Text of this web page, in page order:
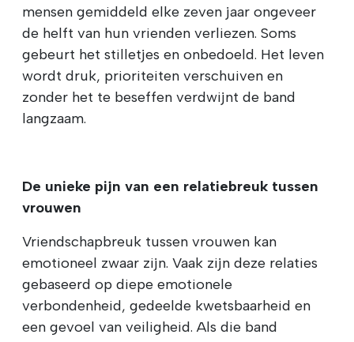
mensen gemiddeld elke zeven jaar ongeveer
de helft van hun vrienden verliezen. Soms
gebeurt het stilletjes en onbedoeld. Het leven
wordt druk, prioriteiten verschuiven en
zonder het te beseffen verdwijnt de band
langzaam.
De unieke pijn van een relatiebreuk tussen
vrouwen
Vriendschapbreuk tussen vrouwen kan
emotioneel zwaar zijn. Vaak zijn deze relaties
gebaseerd op diepe emotionele
verbondenheid, gedeelde kwetsbaarheid en
een gevoel van veiligheid. Als die band